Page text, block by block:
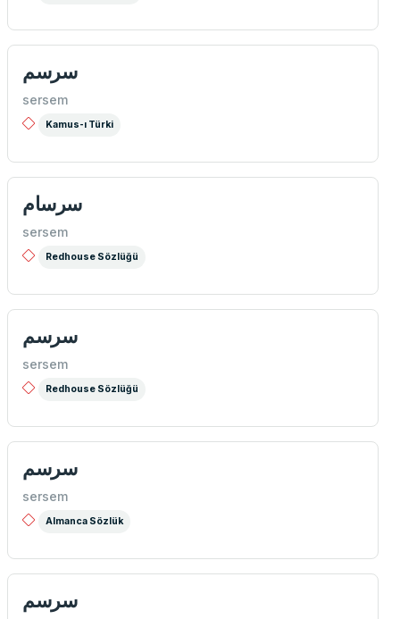
سرسم
sersem
Kamus-ı Türki
سرسام
sersem
Redhouse Sözlüğü
سرسم
sersem
Redhouse Sözlüğü
سرسم
sersem
Almanca Sözlük
سرسم